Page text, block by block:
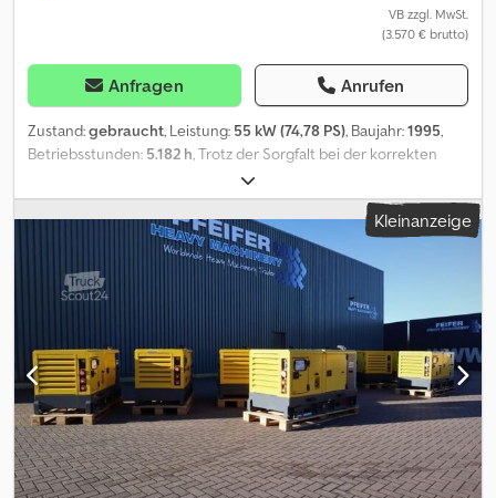
Aufgeführte Ausstattungen sind ggfs. gesondert zu prüfen. Irrtum
VB zzgl. MwSt.
(3.570 € brutto)
Anfragen Anrufen
Zustand:gebraucht, Leistung: 55 kW (74,78 PS), Baujahr:1995,
Betriebsstunden: 5.182 h, Trotz der Sorgfalt bei der korrekten
Eingabe der Daten können wir nicht für eventuelle Fehler in
dieser Anzeige verantwortlich gemacht werden. Bilden können
von der Realität abweichen TLD Trucks & Vans BV Wolfstee 44 B-
2200 Herentals Belgie - Belgium - Belgique Tel: Leemans Thierry
Tel: Leemans Dino Credpfxozr Uxvs Akwjf = Weitere Informationen
= Baujahr: 1995 Verwendungszweck: Bauwesen Seriennummer:
YA304706900245509 Wenden Sie sich an Thierry Leemans, um
weitere Informationen zu erhalten.
Kleinanzeige